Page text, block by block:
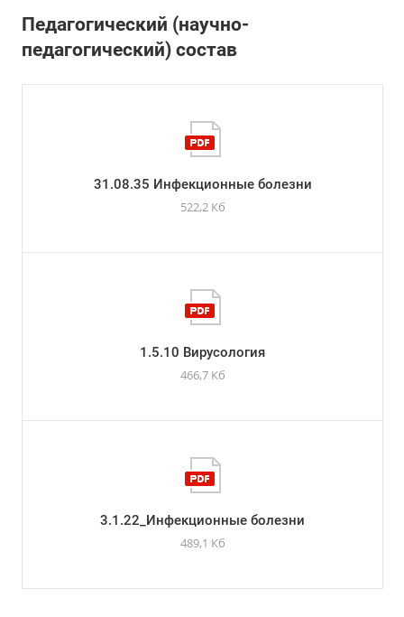
Педагогический (научно-
педагогический) состав
31.08.35 Инфекционные болезни
522,2 Кб
1.5.10 Вирусология
466,7 Кб
3.1.22_Инфекционные болезни
489,1 Кб